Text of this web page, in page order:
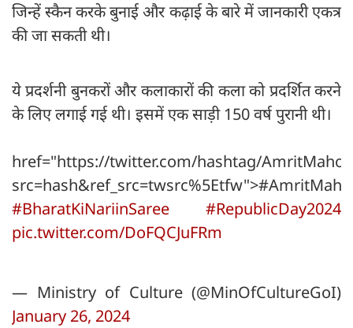
जिन्हें स्कैन करके बुनाई और कढ़ाई के बारे में जानकारी एकत्र
की जा सकती थी।
ये प्रदर्शनी बुनकरों और कलाकारों की कला को प्रदर्शित करने
के लिए लगाई गई थी। इसमें एक साड़ी 150 वर्ष पुरानी थी।
href="https://twitter.com/hashtag/
#BharatKiNariinSaree
#RepublicDay2024
pic.twitter.com/DoFQCJuFRm
— Ministry of Culture (@MinOfCultureGoI)
January 26, 2024